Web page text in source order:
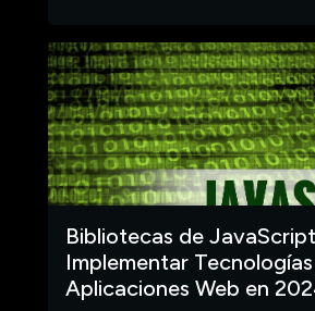
Bibliotecas de
Implementar
Aplicaciones Web en